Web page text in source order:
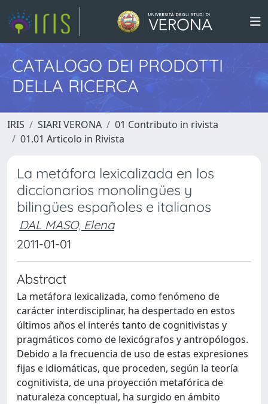
CATALOGO DEI PRODOTTI
DELLA RICERCA
IRIS SIARI VERONA
01 Contributo in rivista
01.01 Articolo in Rivista
La metáfora lexicalizada en los
diccionarios monolingües y
bilingües españoles e italianos
DAL MASO, Elena
2011-01-01
Abstract
La metáfora lexicalizada, como fenómeno de
carácter interdisciplinar, ha despertado en estos
últimos años el interés tanto de cognitivistas y
pragmáticos como de lexicógrafos y antropólogos.
Debido a la frecuencia de uso de estas expresiones
fijas e idiomáticas, que proceden, según la teoría
cognitivista, de una proyección metafórica de
naturaleza conceptual, ha surgido en ámbito